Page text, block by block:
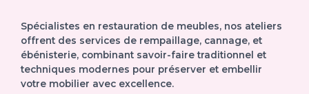
Spécialistes en restauration de meubles, nos ateliers
offrent des services de rempaillage, cannage, et
ébénisterie, combinant savoir-faire traditionnel et
techniques modernes pour préserver et embellir
votre mobilier avec excellence.